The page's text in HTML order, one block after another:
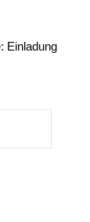
Einladung